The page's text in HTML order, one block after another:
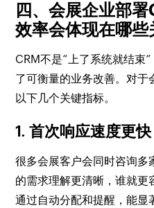
四、会展企业部
效率会体现在哪些
CRM不是“上了系统就结束
了可衡量的业务改善。对于
以下几个关键指标。
1. 首次响应速度更快
很多会展客户会同时咨询多
的需求理解更清晰，谁就更
通过自动分配和提醒，能显